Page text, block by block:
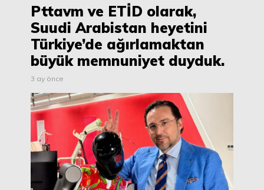
Pttavm ve ETİD olarak,
Suudi Arabistan heyetini
Türkiye’de ağırlamaktan
büyük memnuniyet duyduk.
3 ay önce